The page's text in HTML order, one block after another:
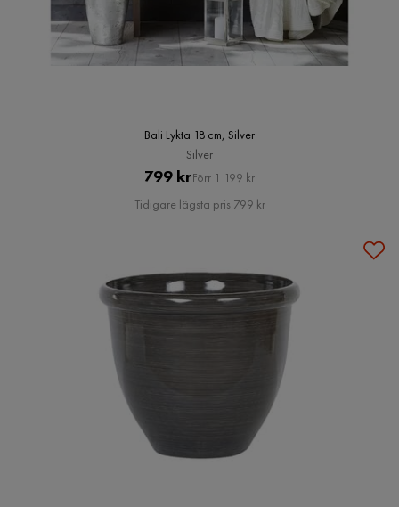
Bali Lykta 18 cm, Silver
Silver
Pris
799 kr Original
Pris
Förr 1 199 kr
Tidigare lägsta pris 799 kr